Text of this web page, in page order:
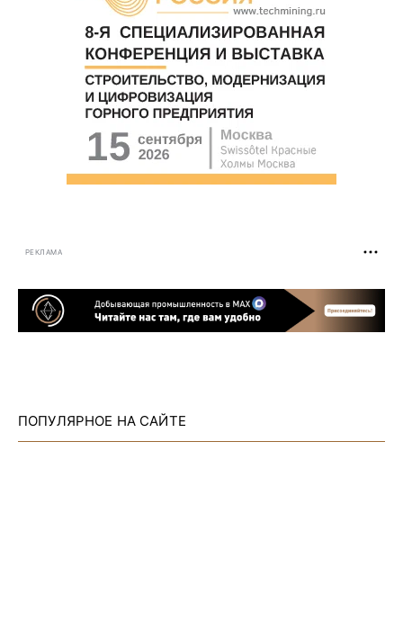
РЕКЛАМА
ПОПУЛЯРНОЕ НА САЙТЕ